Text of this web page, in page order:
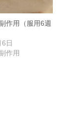
作用（服用6週
日
作用